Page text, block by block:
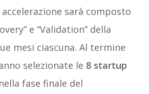
sarà composto
e “Validation” della
mesi ciascuna. Al termine
selezionate le 8 startup
fase finale del